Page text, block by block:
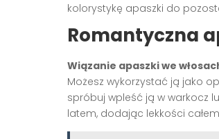
kolorystykę apaszki do
Romantyczna
Wiązanie apaszki we
Możesz wykorzystać ją jako
spróbuj wpleść ją w warkocz
latem, dodając lekkości